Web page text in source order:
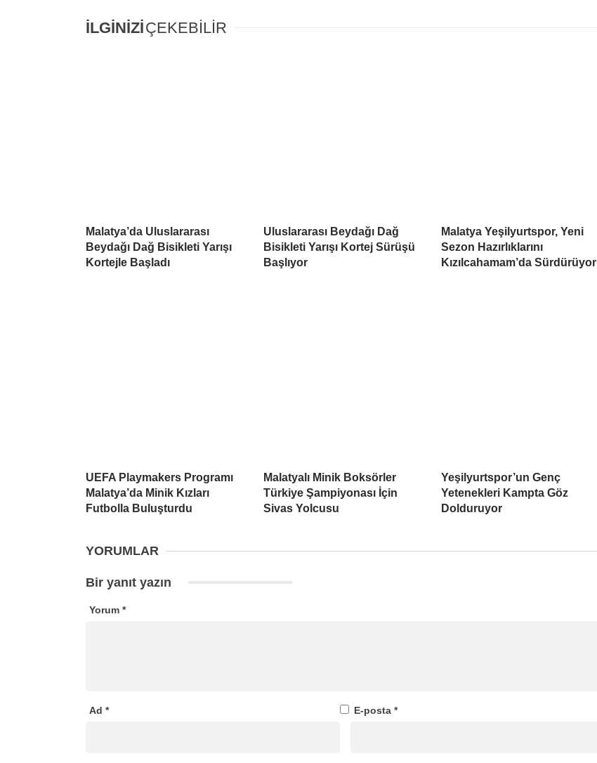
İLGİNİZİÇEKEBİLİR
Malatya’da Uluslararası
Beydağı Dağ Bisikleti Yarışı
Kortejle Başladı
Uluslararası Beydağı Dağ
Bisikleti Yarışı Kortej Sürüşü
Başlıyor
Malatya Yeşilyurtspor, Yeni
Sezon Hazırlıklarını
Kızılcahamam’da Sürdürüyor
UEFA Playmakers Programı
Malatya’da Minik Kızları
Futbolla Buluşturdu
Malatyalı Minik Boksörler
Türkiye Şampiyonası İçin
Sivas Yolcusu
Yeşilyurtspor’un Genç
Yetenekleri Kampta Göz
Dolduruyor
YORUMLAR
Bir yanıt yazın
Yorum *
Ad * E-posta *